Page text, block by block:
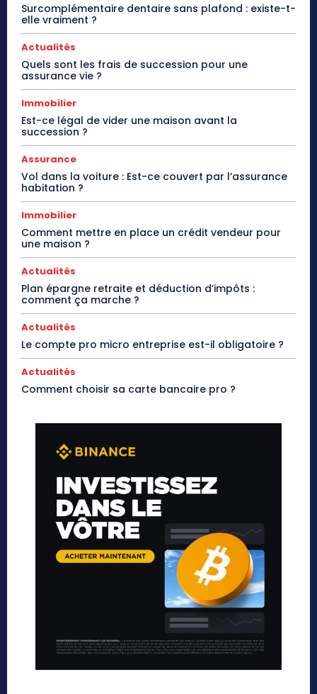
Surcomplémentaire dentaire sans plafond : existe-t-
elle vraiment ?
Actualités
Quels sont les frais de succession pour une
assurance vie ?
Immobilier
Est-ce légal de vider une maison avant la
succession ?
Assurance
Vol dans la voiture : Est-ce couvert par l’assurance
habitation ?
Immobilier
Comment mettre en place un crédit vendeur pour
une maison ?
Actualités
Plan épargne retraite et déduction d’impôts :
comment ça marche ?
Actualités
Le compte pro micro entreprise est-il obligatoire ?
Actualités
Comment choisir sa carte bancaire pro ?